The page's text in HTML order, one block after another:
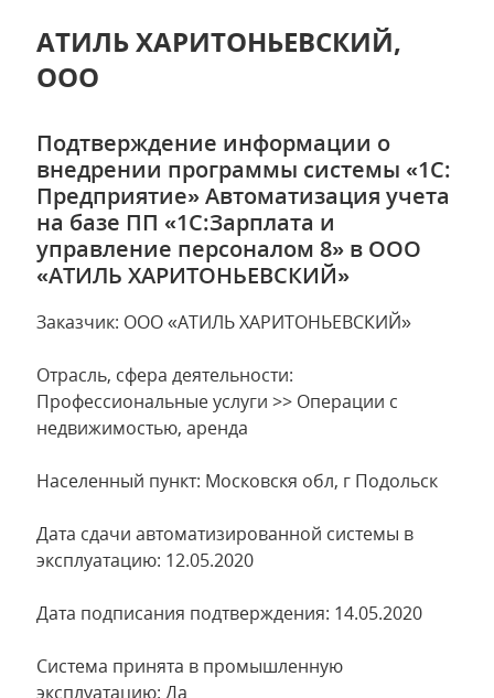
АТИЛЬ ХАРИТОНЬЕВСКИЙ,
ООО
Подтверждение информации о
внедрении программы системы «1С:
Предприятие» Автоматизация учета
на базе ПП «1С:Зарплата и
управление персоналом 8» в ООО
«АТИЛЬ ХАРИТОНЬЕВСКИЙ»
Заказчик: ООО «АТИЛЬ ХАРИТОНЬЕВСКИЙ»
Отрасль, сфера деятельности:
Профессиональные услуги >> Операции с
недвижимостью, аренда
Населенный пункт: Московскя обл, г Подольск
Дата сдачи автоматизированной системы в
эксплуатацию: 12.05.2020
Дата подписания подтверждения: 14.05.2020
Система принята в промышленную
эксплуатацию: Да